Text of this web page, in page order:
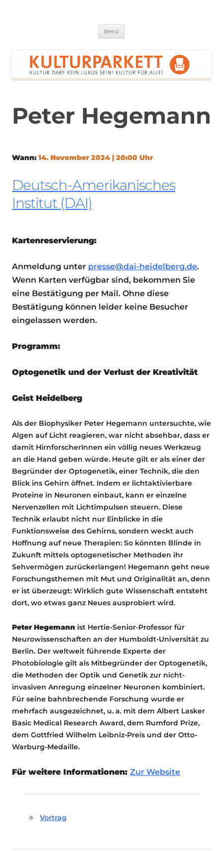
Menü
Peter Hegemann
Wann: 14. November 2024 | 20:00 Uhr
Deutsch-Amerikanisches
Institut (DAI)
Kartenreservierung:
Anmeldung unter presse@dai-heidelberg.de.
Wenn Karten verfügbar sind, bekommen Sie
eine Bestätigung per Mail. Ohne diese
Bestätigung können leider keine Besucher
eingelassen werden.
Programm:
Optogenetik und der Verlust der Kreativität
Geist Heidelberg
Als der Biophysiker Peter Hegemann untersuchte, wie
Algen auf Licht reagieren, war nicht absehbar, dass er
damit HirnforscherInnen ein völlig neues Werkzeug
an die Hand geben würde. Heute gilt er als einer der
Begründer der Opto­genetik, einer Technik, die den
Blick ins Gehirn öffnet. Indem er lichtaktivierbare
Proteine in Neuronen einbaut, kann er einzelne
Nervenzellen mit Lichtimpulsen steuern. Diese
Technik erlaubt nicht nur Einblicke in die
Funktionsweise des Gehirns, sondern weckt auch
Hoffnung auf neue Therapien: So könnten Blinde in
Zukunft mittels optogenetischer Methoden ihr
Sehvermögen zurückerlangen! Hegemann geht neue
Forschungsthemen mit Mut und Originalität an, denn
er ist überzeugt: Wirklich gute Wissenschaft entsteht
dort, wo etwas ganz Neues ausprobiert wird.
Peter Hegemann ist Hertie-Senior-Professor für
Neurowissenschaften an der Humboldt-Universität zu
Berlin. Der weltweit führende Experte der
Photobiologie gilt als Mitbegründer der Optogenetik,
die Methoden der Optik und Genetik zur nicht-
invasiven Anregung einzelner Neuronen kombiniert.
Für seine bahnbrechende Forschung wurde er
mehrfach ausgezeichnet, u. a. mit dem Albert Lasker
Basic Medical Research Award, dem Rumford Prize,
dem Gottfried Wilhelm Leibniz-Preis und der Otto-
Warburg-Medaille.
Für weitere Informationen: Zur Website
Vortrag